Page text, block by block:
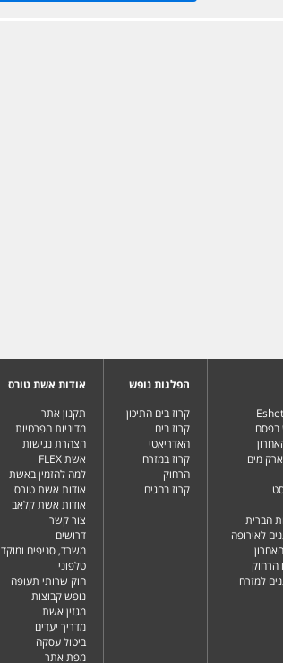
בפסח
מים
הברית
לאירופה
הרחוק
למזרח
הפלגות נופש
קרוז בים התיכון
קרוז בים
האדריאטי
קרוז במזרח
הרחוק
קרוז בחגים
אודות אשת טורס
תקנון אתר
מדיניות הפרטיות
הצהרת נגישות
אשת FLEX
למה להזמין באשת
אודות אשת טורס
אודות אשת קלאב
צור קשר
דרושים
משרד, סניפים ומוקד
טלפוני
חוק שרותי תעופה
נופש קבוצות
מגזין אשת
מדריך יעדים
ביטול עסקה
מפת אתר